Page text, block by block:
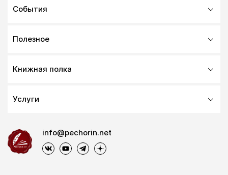
События
Полезное
Книжная полка
Услуги
info@pechorin.net